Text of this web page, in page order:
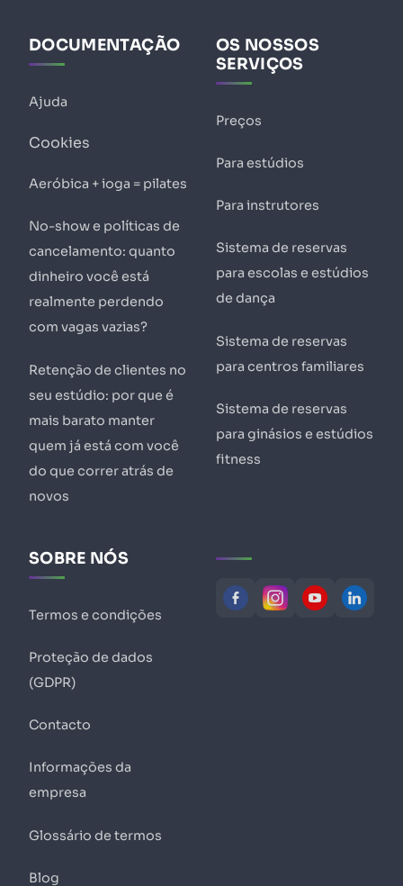
DOCUMENTAÇÃO
Ajuda
Cookies
Aeróbica + ioga = pilates
No-show e políticas de
cancelamento: quanto
dinheiro você está
realmente perdendo
com vagas vazias?
Retenção de clientes no
seu estúdio: por que é
mais barato manter
quem já está com você
do que correr atrás de
novos
OS NOSSOS
SERVIÇOS
Preços
Para estúdios
Para instrutores
Sistema de reservas
para escolas e estúdios
de dança
Sistema de reservas
para centros familiares
Sistema de reservas
para ginásios e estúdios
fitness
SOBRE NÓS
Termos e condições
Proteção de dados
(GDPR)
Contacto
Informações da
empresa
Glossário de termos
Blog